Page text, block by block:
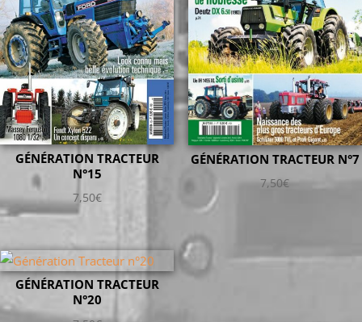
GÉNÉRATION TRACTEUR
N°15
7,50€
GÉNÉRATION TRACTEUR N°7
7,50€
GÉNÉRATION TRACTEUR
N°20